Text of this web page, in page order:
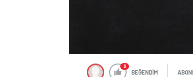
0
BEĞENDİM